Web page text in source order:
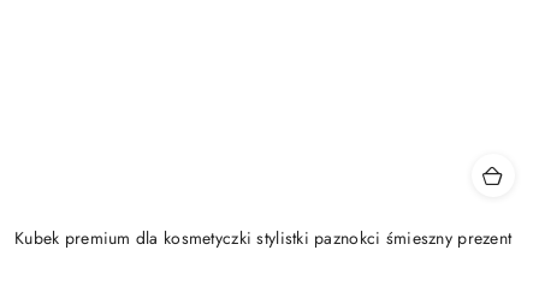
Kubek premium dla kosmetyczki stylistki paznokci śmieszny prezent